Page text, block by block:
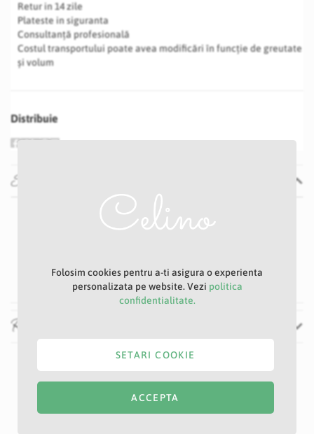
Retur in 14 zile
Plateste in siguranta
Consultanță profesională
Costul transportului poate avea modificări în funcție de greutate
și volum
Distribuie
Specificatii
1 -2 zile
3 cm
Recenzii
Folosim cookies pentru a-ti asigura o experienta
personalizata pe website. Vezi politica
confidentialitate.
ACCEPTA
SETARI COOKIE